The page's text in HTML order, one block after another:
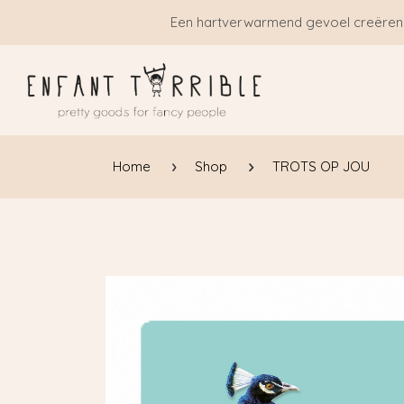
Een hartverwarmend gevoel creëren
Home Shop TROTS OP JOU